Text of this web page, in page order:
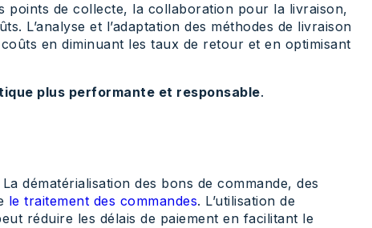
points de collecte, la collaboration pour la livraison,
L’analyse et l’adaptation des méthodes de livraison
en diminuant les taux de retour et en optimisant
plus performante et responsable.
dématérialisation des bons de commande, des
le traitement des commandes. L’utilisation de
réduire les délais de paiement en facilitant le